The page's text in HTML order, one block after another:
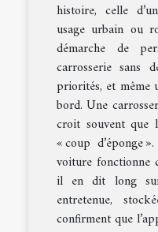
histoire, celle
usage urbain ou
démarche de
carrosserie sans
priorités, et même
bord. Une
croit souvent que
« coup d’éponge
voiture fonctionne
il en dit long
entretenue,
confirment que